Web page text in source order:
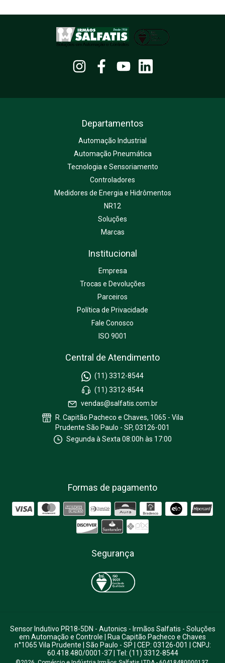
Departamentos
Automação Industrial
Automação Pneumática
Tecnologia e Sensoriamento
Controladores
Medidores de Energia e Hidrômentos
NR12
Soluções
Marcas
Institucional
Empresa
Trocas e Devoluções
Parceiros
Política de Privacidade
Fale Conosco
ISO 9001
Central de Atendimento
(11) 3312-8544
(11) 3312-8544
vendas@salfatis.com.br
R. Capitão Pacheco e Chaves, 1065 - Vila
Prudente São Paulo - SP, 03126-001
Segunda à Sexta 08:00h às 17:00
Formas de pagamento
Segurança
Sensor Indutivo PR18-5DN - Autonics - Irmãos Salfatis - Soluções
em Automação e Controle | Rua Capitão Pacheco e Chaves
n°1065 Vila Prudente | São Paulo - SP | CEP: 03126-001 | CNPJ:
60.418.480/0001-37 | Tel: (11) 3312-8544